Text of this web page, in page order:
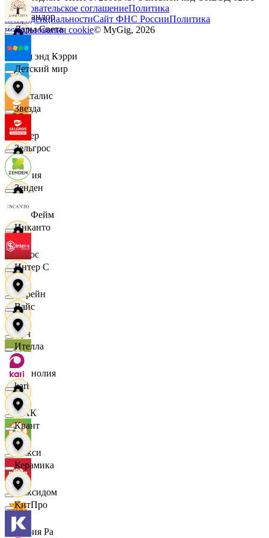
Командор
Кэш энд Кэрри
Лакталис
Левер
Линия
ЛисФейм
Логос
Лорейн
Луч
Магнолия
МАК
Макси
Максидом
Мария Ра
Дары Света
Детский мир
Звезда
Зельгрос
Зенден
Инканто
Интер С
Вайс
Ителла
kari
Квант
Керамика
КитПро
Пользовательское соглашениеПолитика
конфиденциальностиСайт ФНС РоссииПолитика
использования cookie© MyGig, 2026